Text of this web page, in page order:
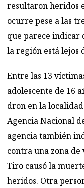
resultaron heridos
ocurre pese a las
que parece
la región está lejos
Entre las 13
adolescente de 16
dron en la
Agencia Nacional
agencia también
contra una zona
Tiro causó la
heridos. Otra